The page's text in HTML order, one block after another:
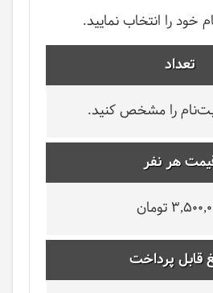
خود را انتخاب نمایید.
تعداد
را مشخص کنید.
هر نفر
تومان
قابل پرداخت